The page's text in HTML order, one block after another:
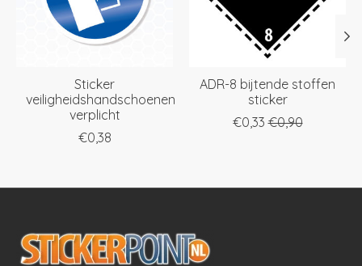
Sticker
veiligheidshandschoenen
verplicht
€0,38
ADR-8 bijtende stoffen
sticker
€0,33 €0,90